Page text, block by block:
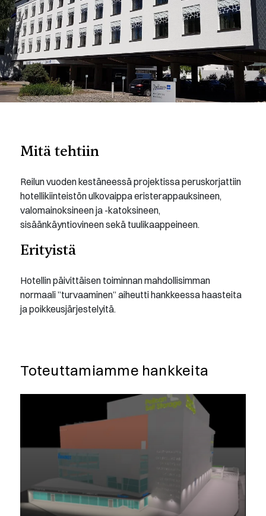
Mitä tehtiin
Reilun vuoden kestäneessä projektissa peruskorjattiin
hotellikiinteistön ulkovaippa eristerappauksineen,
valomainoksineen ja -katoksineen,
sisäänkäyntiovineen sekä tuulikaappeineen.
Erityistä
Hotellin päivittäisen toiminnan mahdollisimman
normaali ”turvaaminen” aiheutti hankkeessa haasteita
ja poikkeusjärjestelyitä.
Toteuttamiamme hankkeita